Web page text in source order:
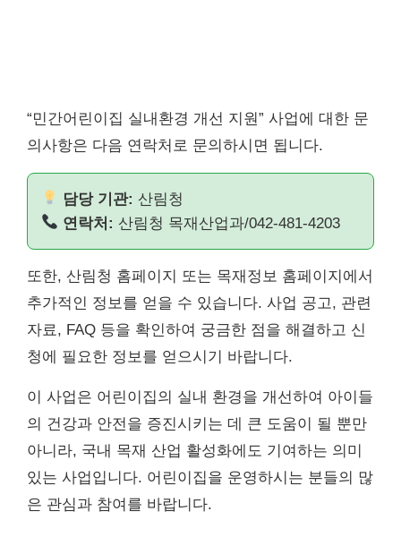
“민간어린이집 실내환경 개선 지원” 사업에 대한 문
의사항은 다음 연락처로 문의하시면 됩니다.
담당 기관: 산림청
연락처: 산림청 목재산업과/042-481-4203
또한, 산림청 홈페이지 또는 목재정보 홈페이지에서
추가적인 정보를 얻을 수 있습니다. 사업 공고, 관련
자료, FAQ 등을 확인하여 궁금한 점을 해결하고 신
청에 필요한 정보를 얻으시기 바랍니다.
이 사업은 어린이집의 실내 환경을 개선하여 아이들
의 건강과 안전을 증진시키는 데 큰 도움이 될 뿐만
아니라, 국내 목재 산업 활성화에도 기여하는 의미
있는 사업입니다. 어린이집을 운영하시는 분들의 많
은 관심과 참여를 바랍니다.